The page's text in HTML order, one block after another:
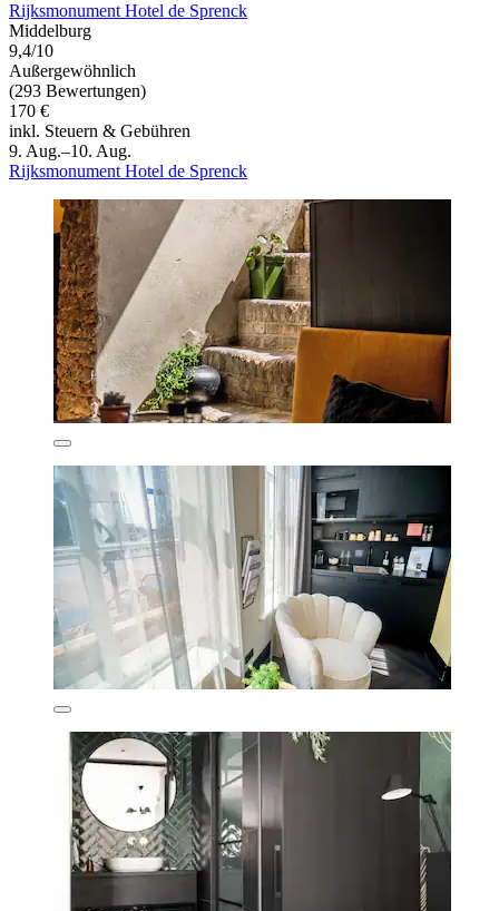
Rijksmonument Hotel de Sprenck
Middelburg
9,4/10
Außergewöhnlich
(293 Bewertungen)
170 €
inkl. Steuern & Gebühren
9. Aug.–10. Aug.
Rijksmonument Hotel de Sprenck